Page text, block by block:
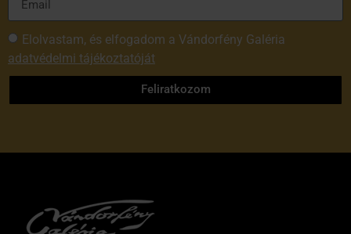
Elolvastam, és elfogadom a Vándorfény Galéria
adatvédelmi tájékoztatóját
Feliratkozom